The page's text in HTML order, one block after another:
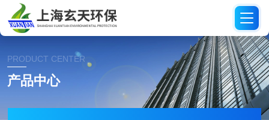
PRODUCT CENTER
产品中心